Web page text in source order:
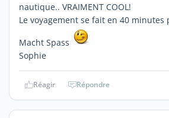
nautique.. VRAIMENT COOL!
Le voyagement se fait en 40 minutes
Macht Spass
Sophie
Réagir Répondre